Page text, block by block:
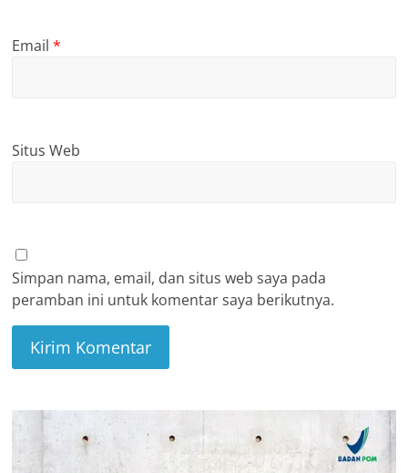
Email*
Situs Web
Simpan nama, email, dan situs web saya pada
peramban ini untuk komentar saya berikutnya.